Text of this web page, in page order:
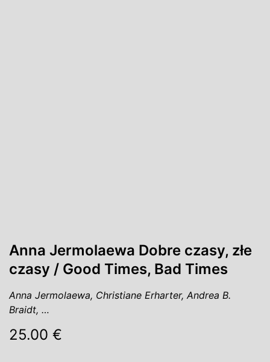
Anna Jermolaewa Dobre czasy, złe
czasy / Good Times, Bad Times
Anna Jermolaewa, Christiane Erharter, Andrea B.
Braidt, …
25.00 €